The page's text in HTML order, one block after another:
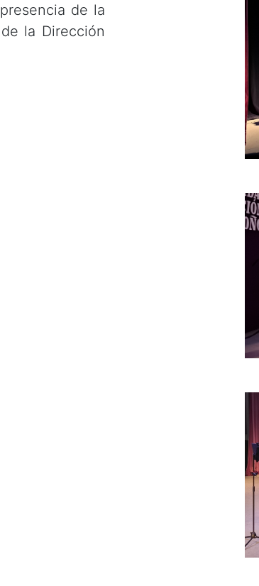
de la
la Dirección